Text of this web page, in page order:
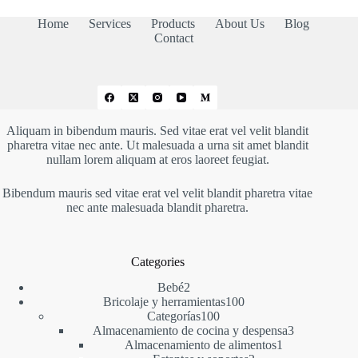
26,00 €
Home Services Products About Us
Blog
Contact
Aliquam in bibendum mauris. Sed vitae erat vel velit blandit
pharetra vitae nec ante. Ut malesuada a urna sit amet blandit
nullam lorem aliquam at eros laoreet feugiat.
Bibendum mauris sed vitae erat vel velit blandit pharetra vitae
nec ante malesuada blandit pharetra.
Categories
Bebé22
productos
Bricolaje y herramientas100100
Categorías100100
productos
Almacenamiento de cocina y despensa33
Almacenamiento de alimentos1